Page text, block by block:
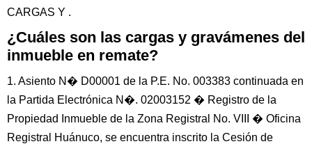
CARGAS Y .
¿Cuáles son las cargas y gravámenes del
inmueble en remate?
1. Asiento N� D00001 de la P.E. No. 003383 continuada en
la Partida Electrónica N�. 02003152 � Registro de la
Propiedad Inmueble de la Zona Registral No. VIII � Oficina
Registral Huánuco, se encuentra inscrito la Cesión de